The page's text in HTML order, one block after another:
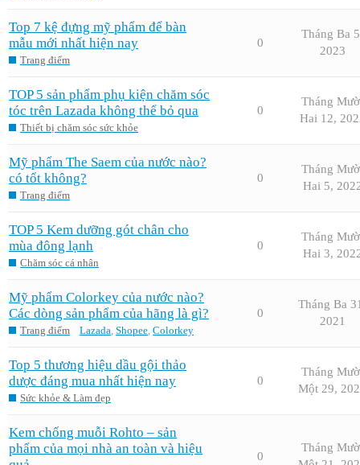
Top 7 kệ đựng mỹ phẩm để bàn
mẫu mới nhất hiện nay
Trang điểm
0
Tháng Ba
2023
TOP 5 sản phẩm phụ kiện chăm sóc
tóc trên Lazada không thể bỏ qua
Thiết bị chăm sóc sức khỏe
0
Tháng
Hai 12,
Mỹ phẩm The Saem của nước nào?
có tốt không?
Trang điểm
0
Tháng
Hai 5,
TOP 5 Kem dưỡng gót chân cho
mùa đông lạnh
Chăm sóc cá nhân
0
Tháng
Hai 3,
Mỹ phẩm Colorkey của nước nào?
Các dòng sản phẩm của hãng là gì?
Trang điểm Lazada, Shopee, Colorkey
0
Tháng Ba
2021
Top 5 thương hiệu dầu gội thảo
dược đáng mua nhất hiện nay
Sức khỏe & Làm đẹp
0
Tháng
Một 29,
Kem chống muỗi Rohto – sản
phẩm của mọi nhà an toàn và hiệu
0
Tháng